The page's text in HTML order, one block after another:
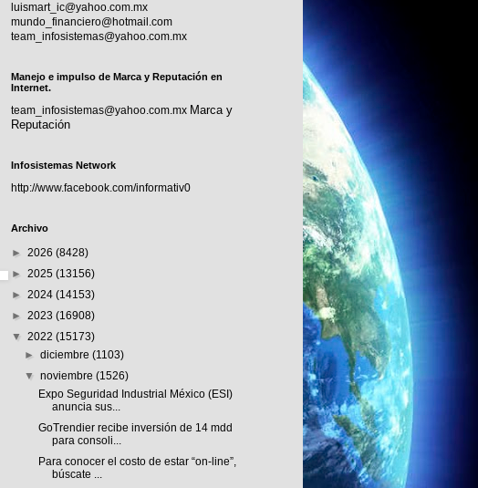
luismart_ic@yahoo.com.mx
mundo_financiero@hotmail.com
team_infosistemas@yahoo.com.mx
Manejo e impulso de Marca y Reputación en
Internet.
team_infosistemas@yahoo.com.mx Marca y
Reputación
Infosistemas Network
http://www.facebook.com/informativ0
Archivo
► 2026 (8428)
► 2025 (13156)
► 2024 (14153)
► 2023 (16908)
▼ 2022 (15173)
►diciembre(1103)
▼noviembre(1526)
Expo Seguridad Industrial México (ESI)
anuncia sus...
GoTrendier recibe inversión de 14 mdd
para consoli...
Para conocer el costo de estar “on-line”,
búscate ...